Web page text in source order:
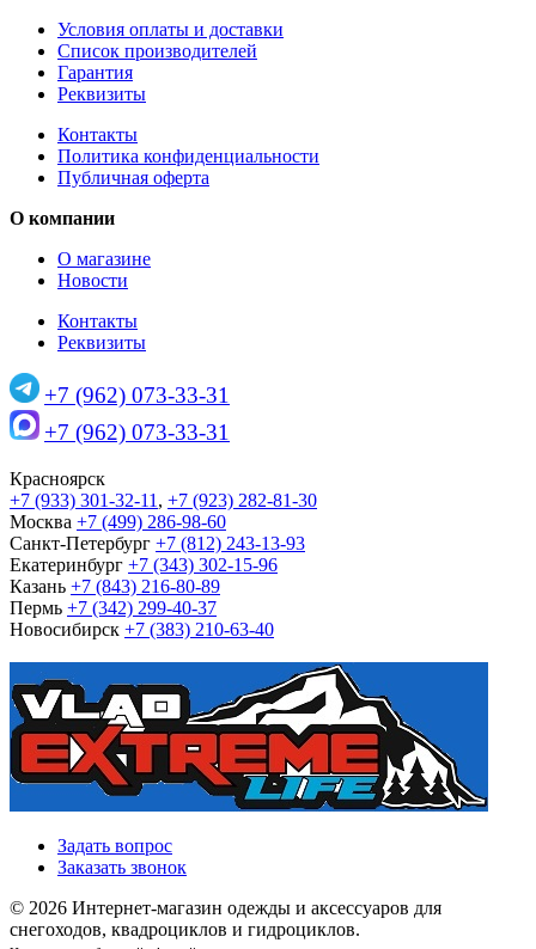
Условия оплаты и доставки
Список производителей
Гарантия
Реквизиты
Контакты
Политика конфиденциальности
Публичная оферта
О компании
О магазине
Новости
Контакты
Реквизиты
+7 (962) 073-33-31
+7 (962) 073-33-31
Красноярск
+7 (933) 301-32-11 , +7 (923) 282-81-30
Москва +7 (499) 286-98-60
Санкт-Петербург +7 (812) 243-13-93
Екатеринбург +7 (343) 302-15-96
Казань +7 (843) 216-80-89
Пермь +7 (342) 299-40-37
Новосибирск +7 (383) 210-63-40
Задать вопрос
Заказать звонок
© 2026 Интернет-магазин одежды и аксессуаров для
снегоходов, квадроциклов и гидроциклов.